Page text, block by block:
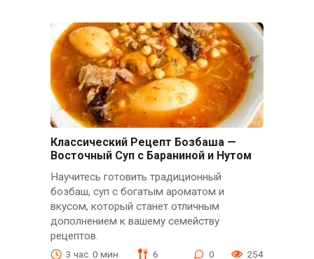
Классический Рецепт Бозбаша —
Восточный Суп с Бараниной и Нутом
Научитесь готовить традиционный
бозбаш, суп с богатым ароматом и
вкусом, который станет отличным
дополнением к вашему семейству
рецептов.
3 час. 0 мин. 6 0 254